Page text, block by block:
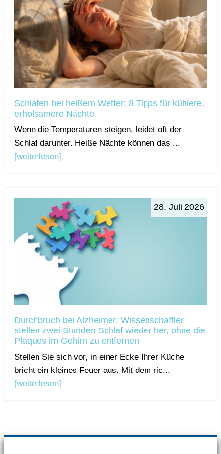
Schlafen bei heißem Wetter: 8 Tipps für kühlere,
erholsamere Nächte
Wenn die Temperaturen steigen, leidet oft der
Schlaf darunter. Heiße Nächte können das ...
[weiterlesen]
28. Juli 2026
Durchbruch bei Alzheimer: Wissenschaftler
stellen zwei Stunden Schlaf wieder her, ohne die
Plaques im Gehirn zu entfernen
Stellen Sie sich vor, in einer Ecke Ihrer Küche
bricht ein kleines Feuer aus. Mit dem ric...
[weiterlesen]